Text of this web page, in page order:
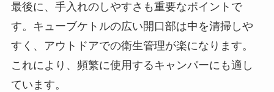
最後に、手入れのしやすさも重要なポイントで
す。キューブケトルの広い開口部は中を清掃しや
すく、アウトドアでの衛生管理が楽になります。
これにより、頻繁に使用するキャンパーにも適し
ています。